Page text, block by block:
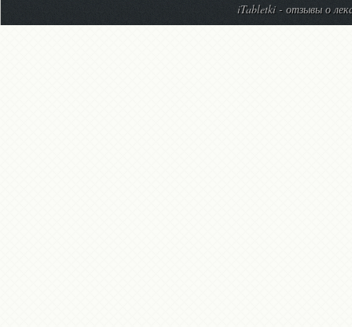
iTabletki - отзывы о